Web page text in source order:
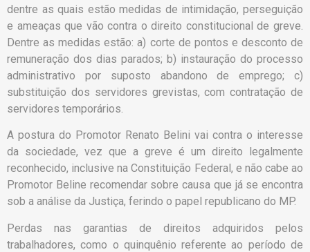
dentre as quais estão medidas de intimidação, perseguição
e ameaças que vão contra o direito constitucional de greve.
Dentre as medidas estão: a) corte de pontos e desconto de
remuneração dos dias parados; b) instauração do processo
administrativo por suposto abandono de emprego; c)
substituição dos servidores grevistas, com contratação de
servidores temporários.
A postura do Promotor Renato Belini vai contra o interesse
da sociedade, vez que a greve é um direito legalmente
reconhecido, inclusive na Constituição Federal, e não cabe ao
Promotor Beline recomendar sobre causa que já se encontra
sob a análise da Justiça, ferindo o papel republicano do MP.
Perdas nas garantias de direitos adquiridos pelos
trabalhadores, como o quinquênio referente ao período de